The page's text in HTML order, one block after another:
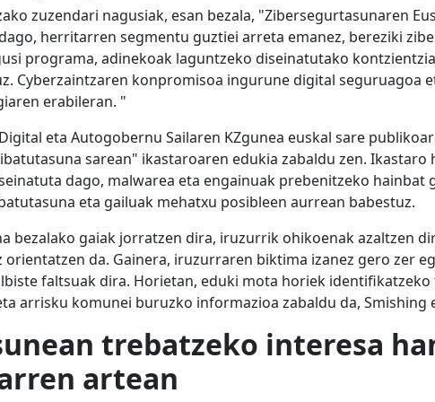
zuzendari nagusiak, esan bezala, "Zibersegurtasunaren
herritarren segmentu guztiei arreta emanez, bereziki
programa, adinekoak laguntzeko diseinatutako
Cyberzaintzaren konpromisoa ingurune digital seguruagoa
erabileran. "
eta Autogobernu Sailaren KZgunea euskal sare
sarean" ikastaroaren edukia zabaldu zen.
dago, malwarea eta engainuak prebenitzeko hainbat
eta gailuak mehatxu posibleen aurrean babestuz.
bezalako gaiak jorratzen dira, iruzurrik ohikoenak azaltzen
da. Gainera, iruzurraren biktima izanez gero zer
faltsuak dira. Horietan, eduki mota horiek
arrisku komunei buruzko informazioa zabaldu da, Smishing
trebatzeko interesa
artean